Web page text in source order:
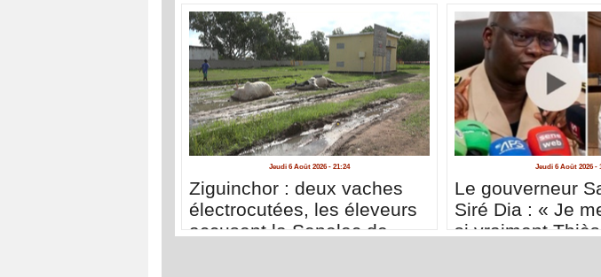
Jeudi 6 Août 2026 - 21:24
Ziguinchor : deux vaches
électrocutées, les éleveurs
accusent la Senelec de
Jeudi 6 Août 2026 -
Le gouverneur
Siré Dia : « Je
si vraiment